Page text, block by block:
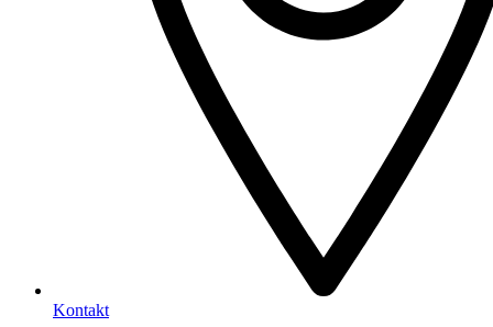
Kontakt